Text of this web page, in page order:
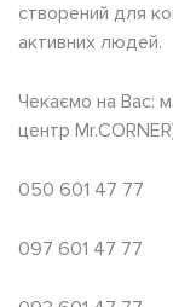
створений для
активних людей.
Чекаємо на Вас:
центр
050 601 47 77
097 601 47 77